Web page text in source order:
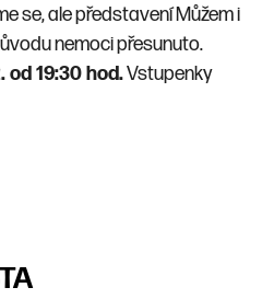
se, ale představení Můžem i
nemoci přesunuto.
od 19:30 hod.Vstupenky